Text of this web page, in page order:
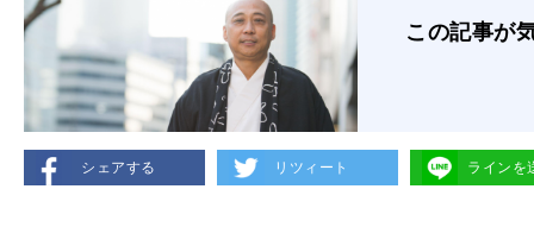
この記事が
シェアする リツィート ラインを